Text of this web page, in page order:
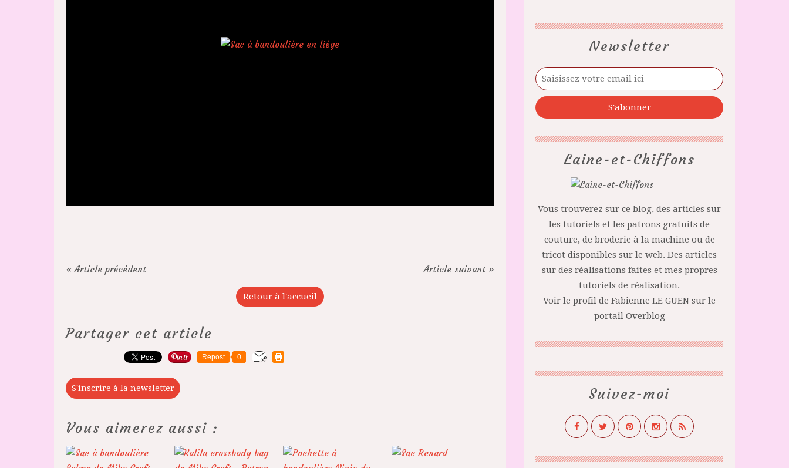
« Article précédent Article suivant »
Retour à l'accueil
Partager cet article
Repost 0
S'inscrire à la newsletter
Vous aimerez aussi :
Newsletter
Laine-et-Chiffons
Vous trouverez sur ce blog, des articles sur
les tutoriels et les patrons gratuits de
couture, de broderie à la machine ou de
tricot disponibles sur le web. Des articles
sur des réalisations faites et mes propres
tutoriels de réalisation.
Voir le profil de Fabienne LE GUEN sur le
portail Overblog
Suivez-moi